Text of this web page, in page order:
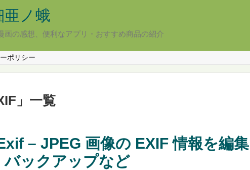
亜ノ蛾
画の感想、便利なアプリ・おすすめ商品の紹介
ポリシー
」 一覧
– JPEG 画像の EXIF 情報を編
バックアップなど